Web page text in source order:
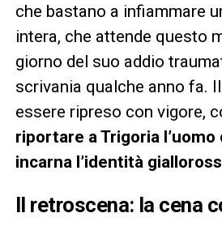
che bastano a infiammare
intera, che attende questo
giorno del suo addio
scrivania qualche anno fa.
essere ripreso con vigore,
riportare a Trigoria
incarna l’identità
Il retroscena: la cena